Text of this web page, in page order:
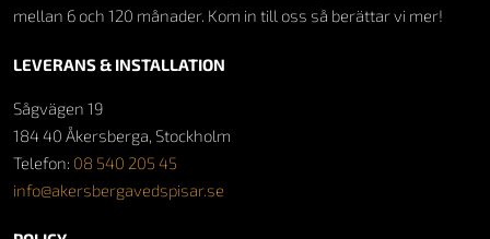
mellan 6 och 120 månader. Kom in till oss så berättar vi mer!
LEVERANS & INSTALLATION
Sågvägen 19
184 40 Åkersberga, Stockholm
Telefon: 08 540 205 45
info@akersbergavedspisar.se